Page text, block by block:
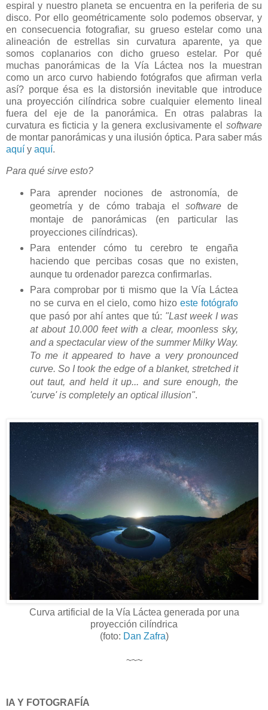
espiral y nuestro planeta se encuentra en la periferia de su
disco. Por ello geométricamente solo podemos observar, y
en consecuencia fotografiar, su grueso estelar como una
alineación de estrellas sin curvatura aparente, ya que
somos coplanarios con dicho grueso estelar. Por qué
muchas panorámicas de la Vía Láctea nos la muestran
como un arco curvo habiendo fotógrafos que afirman verla
así? porque ésa es la distorsión inevitable que introduce
una proyección cilíndrica sobre cualquier elemento lineal
fuera del eje de la panorámica. En otras palabras la
curvatura es ficticia y la genera exclusivamente el software
de montar panorámicas y una ilusión óptica. Para saber más
aquí y aquí.
Para qué sirve esto?
Para aprender nociones de astronomía, de
geometría y de cómo trabaja elsoftware de
montaje de panorámicas (en particular las
proyecciones cilíndricas).
Para entender cómo tu cerebro te engaña
haciendo que percibas cosas que no existen,
aunque tu ordenador parezca confirmarlas.
Para comprobar por ti mismo que la Vía Láctea
no se curva en el cielo, como hizoeste fotógrafo
que pasó por ahí antes que tú: "Last week I was
at about 10.000 feet with a clear, moonless sky,
and a spectacular view of the summer Milky Way.
To me it appeared to have a very pronounced
curve. So I took the edge of a blanket, stretched it
out taut, and held it up... and sure enough, the
'curve' is completely an optical illusion".
Curva artificial de la Vía Láctea generada por una
proyección cilíndrica
(foto: Dan Zafra)
~~~
IA Y FOTOGRAFÍA